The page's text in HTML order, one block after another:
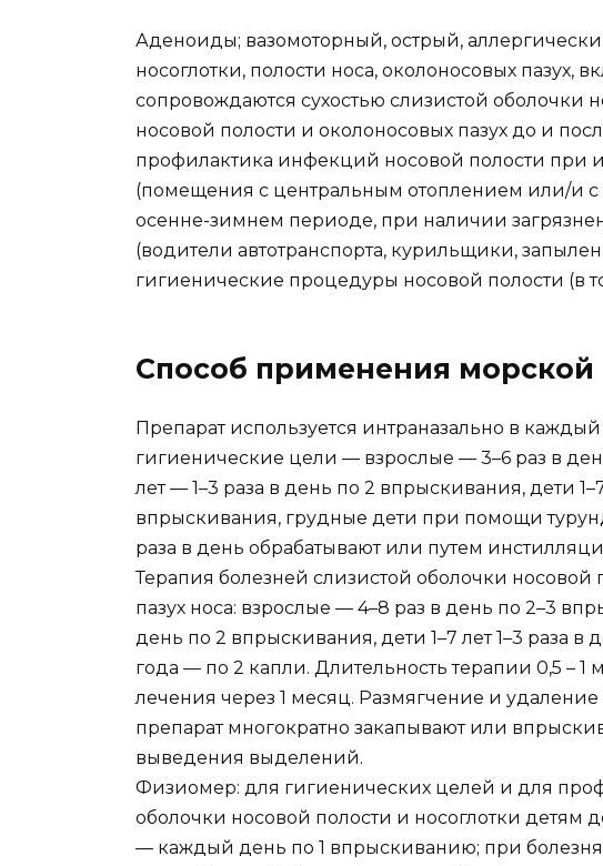
Аденоиды; вазомоторный, острый,
носоглотки, полости носа, околоносовых пазух,
сопровождаются сухостью слизистой оболочки
носовой полости и околоносовых пазух до и
профилактика инфекций носовой полости при
(помещения с центральным отоплением или/и
осенне-зимнем периоде, при наличии
(водители автотранспорта, курильщики,
гигиенические процедуры носовой полости (в
Способ применения
Препарат используется интраназально в
гигиенические цели — взрослые — 3–6 раз в
лет — 1–3 раза в день по 2 впрыскивания, дети
впрыскивания, грудные дети при помощи
раза в день обрабатывают или путем
Терапия болезней слизистой оболочки носовой
пазух носа: взрослые — 4–8 раз в день по 2–3
день по 2 впрыскивания, дети 1–7 лет 1–3 раза в
года — по 2 капли. Длительность терапии 0,5 –
лечения через 1 месяц. Размягчение и
препарат многократно закапывают или
выведения выделений.
Физиомер: для гигиенических целей и для
оболочки носовой полости и носоглотки детям
— каждый день по 1 впрыскиванию; при